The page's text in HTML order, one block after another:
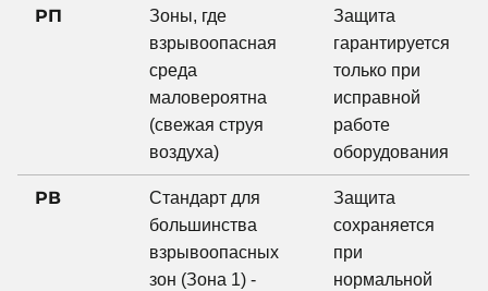
РП
Зоны, где
взрывоопасная
среда
маловероятна
(свежая струя
воздуха)
Защита
гарантируется
только при
исправной
работе
оборудования
РВ
Стандарт для
большинства
взрывоопасных
зон (Зона 1) -
Защита
сохраняется
при
нормальной